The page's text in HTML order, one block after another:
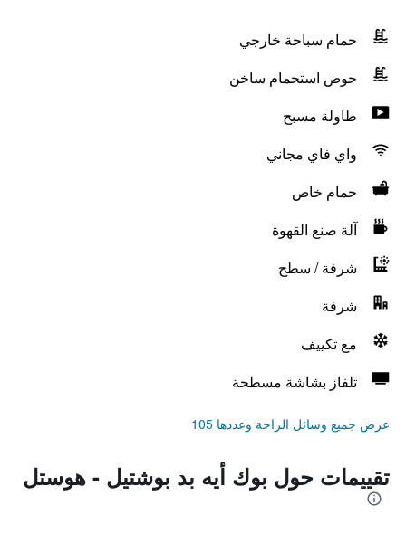
حمام سباحة خارجي
حوض استحمام ساخن
طاولة مسبح
واي فاي مجاني
حمام خاص
آلة صنع القهوة
شرفة / سطح
شرفة
مع تكييف
تلفاز بشاشة مسطحة
عرض جميع وسائل الراحة وعددها 105
تقييمات حول بوك أيه بد بوشتيل - هوستل